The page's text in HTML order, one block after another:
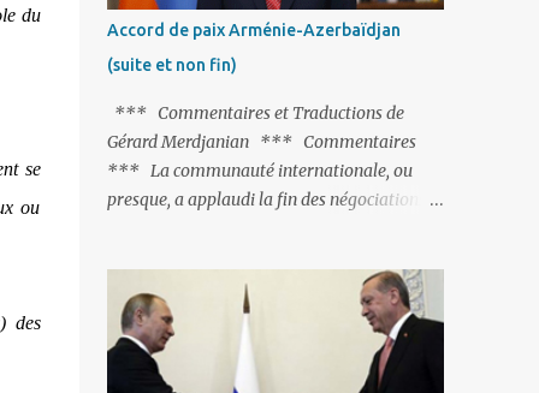
du
se
ou
des
tandem turco-azéri. Faisant fi de tout ce qui
précède la chute de l'URSS, il est
exclusivement intéressé par ce qu'il nomme
« l'Arménie réelle ». Même les trois
présidents qu'ils l'ont précédés ne trouvent
pas grâce à ses yeux, les traitant de tous les
noms, avant de les traîner en justice. Et
arménienne, les...
Accord de paix Arménie-Azerbaïdjan
(suite et non fin)
*** Commentaires et Traductions de
Gérard Merdjanian *** Commentaires
*** La communauté internationale, ou
presque, a applaudi la fin des négociations
plus qu’à le finaliser. Oui, mais… Rappelons
que le projet d'accord de paix comprend 17
articles, dont 15 avaient déjà fait l'objet d'un
accord. Les deux points non résolus portaient